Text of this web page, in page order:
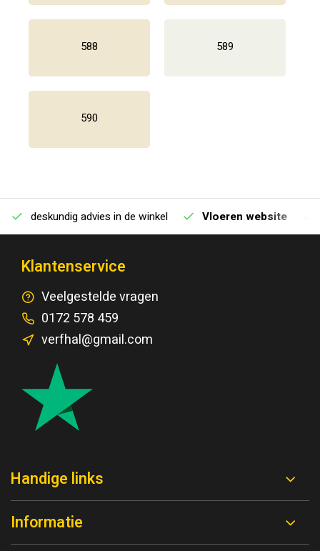
588 589
590
deskundig advies in de winkel Vloeren website
Klantenservice
Veelgestelde vragen
0172 578 459
verfhal@gmail.com
Handige links
Informatie